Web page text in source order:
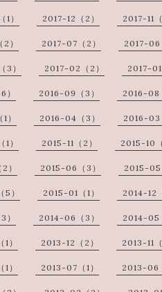
） 2017-12（2） 2017-11
） 2017-07（2） 2017-06
3） 2017-02（2） 2017-01
） 2016-09（3） 2016-08
） 2016-04（3） 2016-03
） 2015-11（2） 2015-10（
） 2015-06（3） 2015-05
） 2015-01（1） 2014-12
） 2014-06（3） 2014-05
） 2013-12（2） 2013-11（
） 2013-07（1） 2013-06